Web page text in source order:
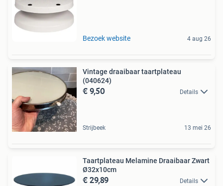
Bezoek website 4 aug 26
Vintage draaibaar taartplateau
(040624)
€ 9,50 Details
Strijbeek 13 mei 26
Taartplateau Melamine Draaibaar Zwart
Ø32x10cm
€ 29,89 Details